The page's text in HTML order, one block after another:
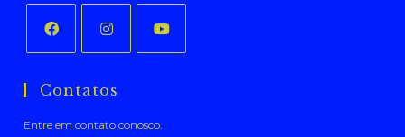
em
nova
em
nova
nova
Contatos
Entre em contato conosco.